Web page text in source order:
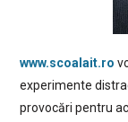
www.scoalait.ro
experimente
provocări pentru